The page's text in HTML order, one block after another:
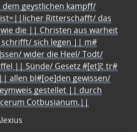
dem geystlichen kampff/
Ritterschafft/ das
die || Christen aus warheit
schrifft/ sich legen || m#
wider die Heel/ Todt/
|| Sünde/ Gesetz #[et]c̃ tr#
allen bl#[oe]den gewissen/
gestellet || durch
Cotbusianum.||